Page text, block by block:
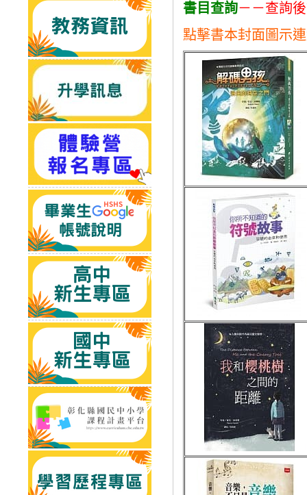
書目查詢－－查詢
點擊書本封面圖示